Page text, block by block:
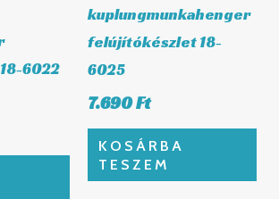
6022
kuplungmunkahenger
felújítókészlet 18-
6025
7.690Ft
KOSÁRBA
TESZEM